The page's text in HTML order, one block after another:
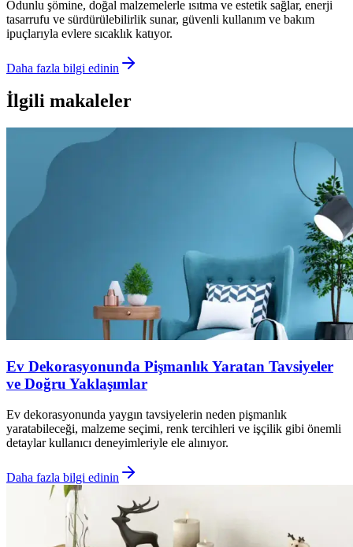
Odunlu şömine, doğal malzemelerle ısıtma ve estetik sağlar, enerji
tasarrufu ve sürdürülebilirlik sunar, güvenli kullanım ve bakım
ipuçlarıyla evlere sıcaklık katıyor.
Daha fazla bilgi edinin
İlgili makaleler
Ev Dekorasyonunda Pişmanlık Yaratan Tavsiyeler
ve Doğru Yaklaşımlar
Ev dekorasyonunda yaygın tavsiyelerin neden pişmanlık
yaratabileceği, malzeme seçimi, renk tercihleri ve işçilik gibi önemli
detaylar kullanıcı deneyimleriyle ele alınıyor.
Daha fazla bilgi edinin